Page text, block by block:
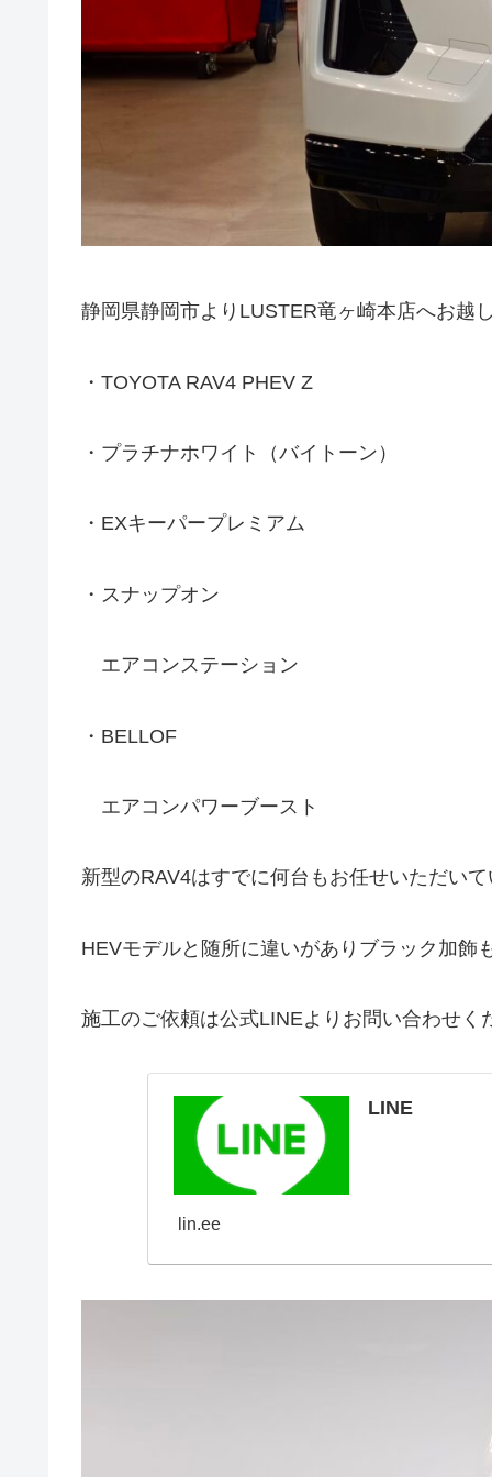
静岡県静岡市よりLUSTER竜ヶ崎本店へお越
・TOYOTA RAV4 PHEV Z
・プラチナホワイト（バイトーン）
・EXキーパープレミアム
・スナップオン
エアコンステーション
・BELLOF
エアコンパワーブースト
新型のRAV4はすでに何台もお任せいただい
HEVモデルと随所に違いがありブラック加飾
施工のご依頼は公式LINEよりお問い合わせく
LINE
lin.ee